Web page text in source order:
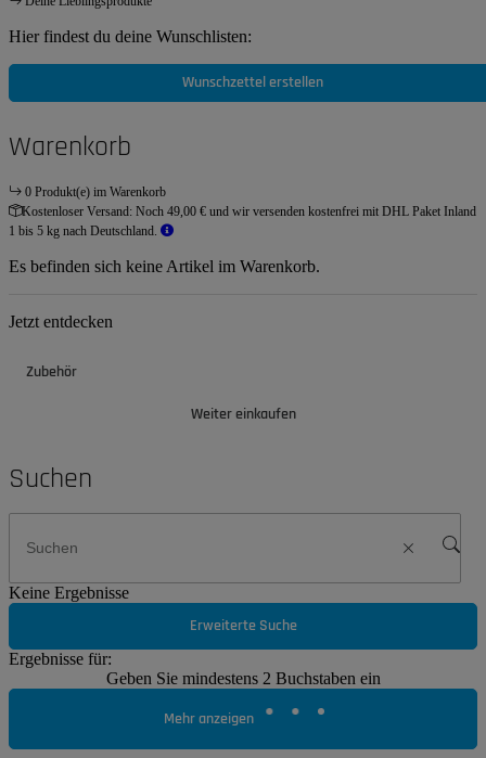
Hier findest du deine Wunschlisten:
Wunschzettel erstellen
Warenkorb
0 Produkt(e) im Warenkorb
Kostenloser Versand: Noch 49,00 € und wir versenden kostenfrei mit DHL Paket Inland
1 bis 5 kg nach Deutschland.
Es befinden sich keine Artikel im Warenkorb.
Jetzt entdecken
Zubehör
Weiter einkaufen
Suchen
Keine Ergebnisse
Erweiterte Suche
Ergebnisse für:
Geben Sie mindestens 2 Buchstaben ein
Mehr anzeigen